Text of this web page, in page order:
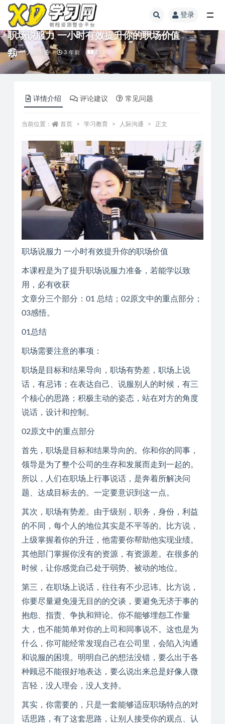
登录
职场说服力 一小时有效提升你的职场价值
人际沟通 3 年前 15
详情介绍 评论建议 常见问题
当前位置： 首页 学习教育 人际沟通 正文
职场说服力 一小时有效提升你的职场价值
本课程是为了提升职场说服力准备，若能学以致
用，必有收获
文章分三个部分：01 总结；02原文中的重点部分；
03感悟。
01总结
职场需要注意的事项：
职场是目标和结果导向，职场有势差，职场上说
话，有忌讳；在表达自己、说服别人的时候，有三
个核心的思路；积极主动的姿态，站在对方的角度
说话，设计和控制。
02原文中的重点部分
首先，职场是目标和结果导向的。你和你的同事，
领导是为了整个公司的生存和发展而走到一起的。
所以，人们在职场上行事说话，是奔着所解决问
题、达成目标去的。一定要意识到这一点。
其次，职场有势差。由于级别，职务，身份，利益
的不同，每个人的地位其实是不平等的。比方说，
上级掌握着你的升迁，他需要你帮助他实现业绩。
其他部门掌握你没有的资源，有资源差。在很多的
时候，让你感觉自己处于弱势、被动的地位。
第三，在职场上说话，往往有不少忌讳。比方说，
你要尽量避免漫无目的的交谈，要避免无济于事的
抱怨、指责、争执和辩论。你不能够埋怨工作量
大，也不能简单对你的上司和同事说不。这也是为
什么，你可能经常发现自己在公司里，会陷入沟通
和说服的困境。明明自己的想法没错，要么出于各
种顾忌不能很好地表达，要么说出来总是好像人微
言轻，没人理会，没人支持。
其实，你需要的，只是一套能够适应职场特点的对
话思路，有了这套思路，让别人接受你的观点、认